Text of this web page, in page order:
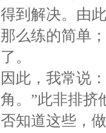
得到解决。由
那么练的简单
了。
因此，我常说
角。”此非排挤
否知道这些，